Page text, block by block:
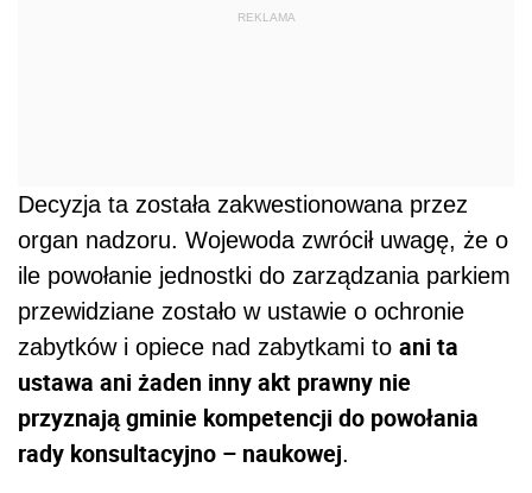
REKLAMA
Decyzja ta została zakwestionowana przez
organ nadzoru. Wojewoda zwrócił uwagę, że o
ile powołanie jednostki do zarządzania parkiem
przewidziane zostało w ustawie o ochronie
zabytków i opiece nad zabytkami to ani ta
ustawa ani żaden inny akt prawny nie
przyznają gminie kompetencji do powołania
rady konsultacyjno – naukowej.